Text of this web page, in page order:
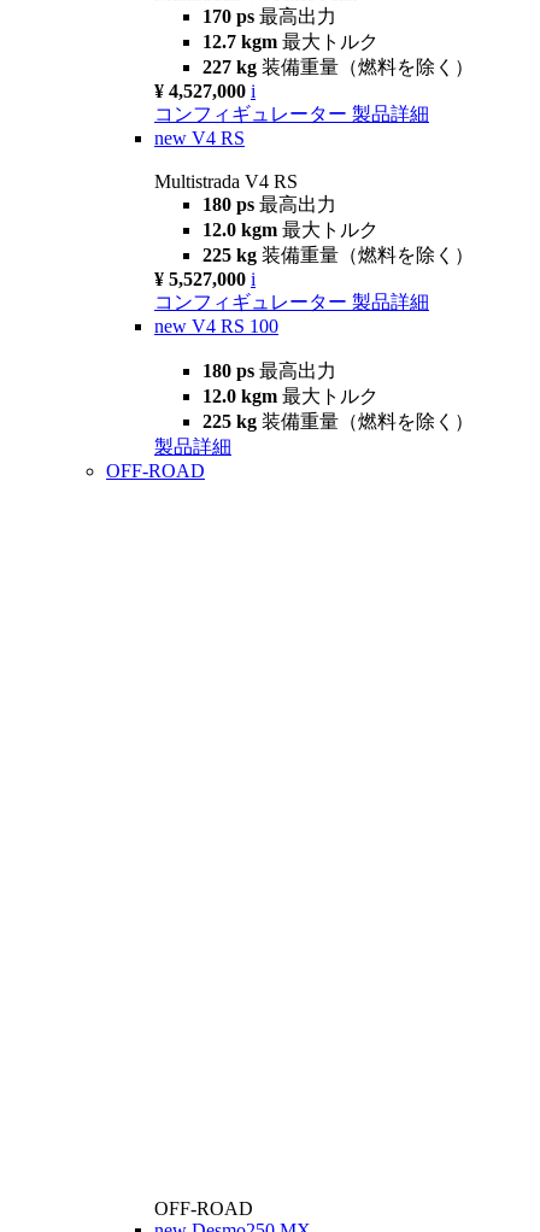
170 ps 最高出力
12.7 kgm 最大トルク
227 kg 装備重量（燃料を除く）
¥ 4,527,000 i
コンフィギュレーター 製品詳細
new V4 RS
Multistrada V4 RS
180 ps 最高出力
12.0 kgm 最大トルク
225 kg 装備重量（燃料を除く）
¥ 5,527,000 i
コンフィギュレーター 製品詳細
new V4 RS 100
180 ps 最高出力
12.0 kgm 最大トルク
225 kg 装備重量（燃料を除く）
製品詳細
OFF-ROAD
OFF-ROAD